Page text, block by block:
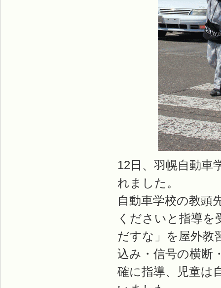
12日、羽幌自動車
れました。
自動車学校の教頭
くださいと指導
だすな」を屋外教
込み・信号の横断
確に指導、児童は